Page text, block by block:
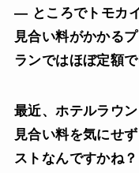
— ところでトモカ
見合い料がかかる
ランではほぼ定額で
最近、ホテルラウ
見合い料を気にせ
ストなんですかね？